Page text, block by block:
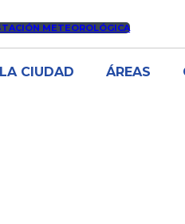
METEOROLÓGICA
LA CIUDAD ÁREAS